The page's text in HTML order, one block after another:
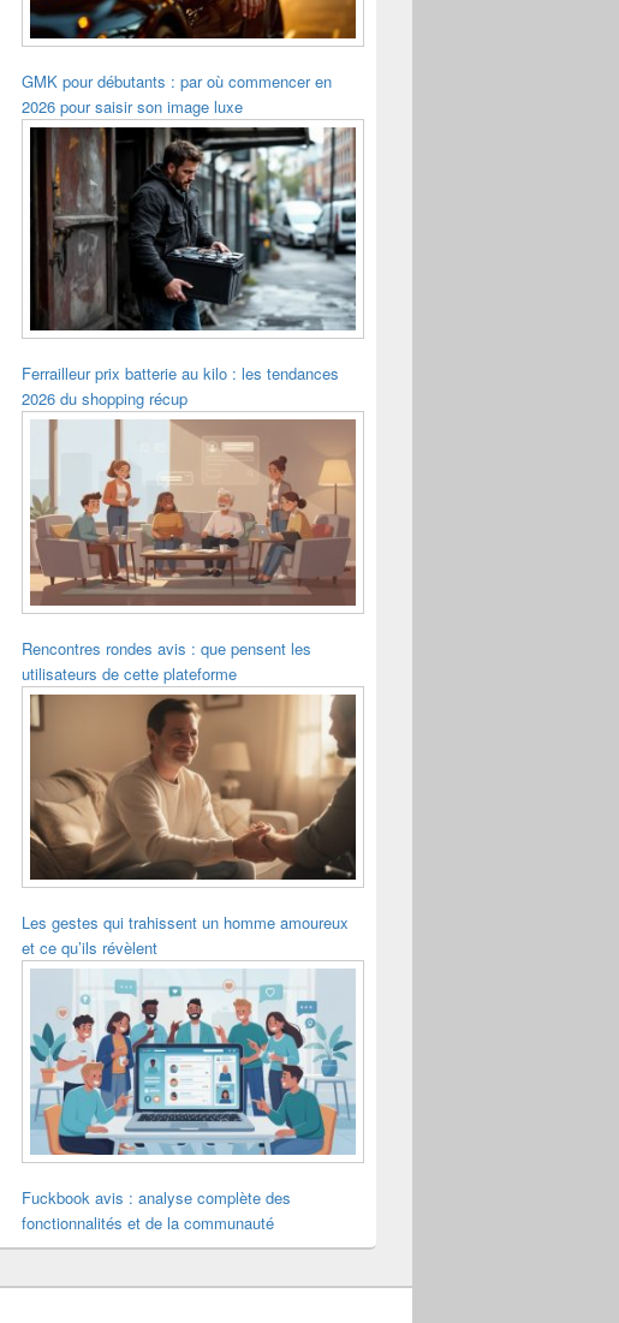
GMK pour débutants : par où commencer en
2026 pour saisir son image luxe
Ferrailleur prix batterie au kilo : les tendances
2026 du shopping récup
Rencontres rondes avis : que pensent les
utilisateurs de cette plateforme
Les gestes qui trahissent un homme amoureux
et ce qu’ils révèlent
Fuckbook avis : analyse complète des
fonctionnalités et de la communauté